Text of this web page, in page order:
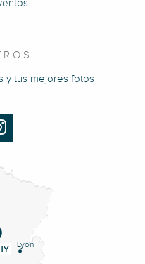
y tus mejores fotos
Lyon